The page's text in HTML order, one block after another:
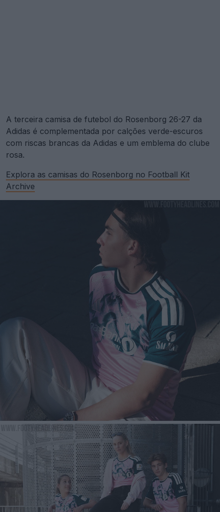
A terceira camisa de futebol do Rosenborg 26-27 da
Adidas é complementada por calções verde-escuros
com riscas brancas da Adidas e um emblema do clube
rosa.
Explora as camisas do Rosenborg no Football Kit
Archive